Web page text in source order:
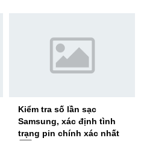
Kiểm tra số lần sạc
Samsung, xác định tình
trạng pin chính xác nhất